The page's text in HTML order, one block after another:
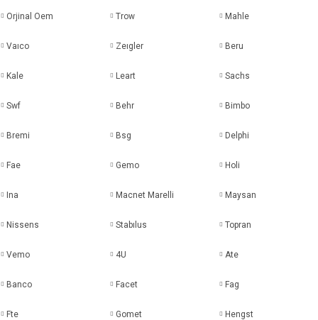
Orjinal Oem Trow Mahle
Vaıco Zeıgler Beru
Kale Leart Sachs
Swf Behr Bimbo
Bremi Bsg Delphi
Fae Gemo Holi
Ina Macnet Marelli Maysan
Nissens Stabılus Topran
Vemo 4U Ate
Banco Facet Fag
Fte Gomet Hengst